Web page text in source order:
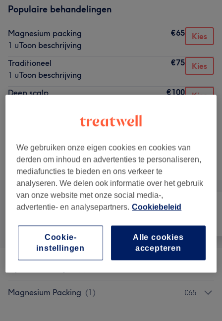
Populaire behandelingen
Magnesium packing
1 uToon beschrijving
€65 Kies
Traditioneel
1 uToon beschrijving
€75 Kies
Deep scalp
€100 Kies
Alle behandelingen
Magnesium Packing (1) €65
We gebruiken onze eigen cookies en cookies van
derden om inhoud en advertenties te personaliseren,
mediafuncties te bieden en ons verkeer te
analyseren. We delen ook informatie over het gebruik
van onze website met onze social media-,
advertentie- en analysepartners. Cookiebeleid
Alle cookies
accepteren
Cookie-
instellingen